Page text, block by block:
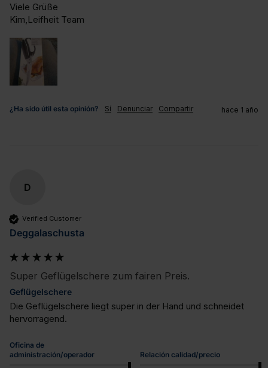
Viele Grüße
Kim,Leifheit Team
¿Ha sido útil esta opinión? Sí Denunciar Compartir hace 1 año
D
Verified Customer
Deggalaschusta
Super Geflügelschere zum fairen Preis.
Geflügelschere
Die Geflügelschere liegt super in der Hand und schneidet
hervorragend.
Oficina de
administración/operador
Relación calidad/precio